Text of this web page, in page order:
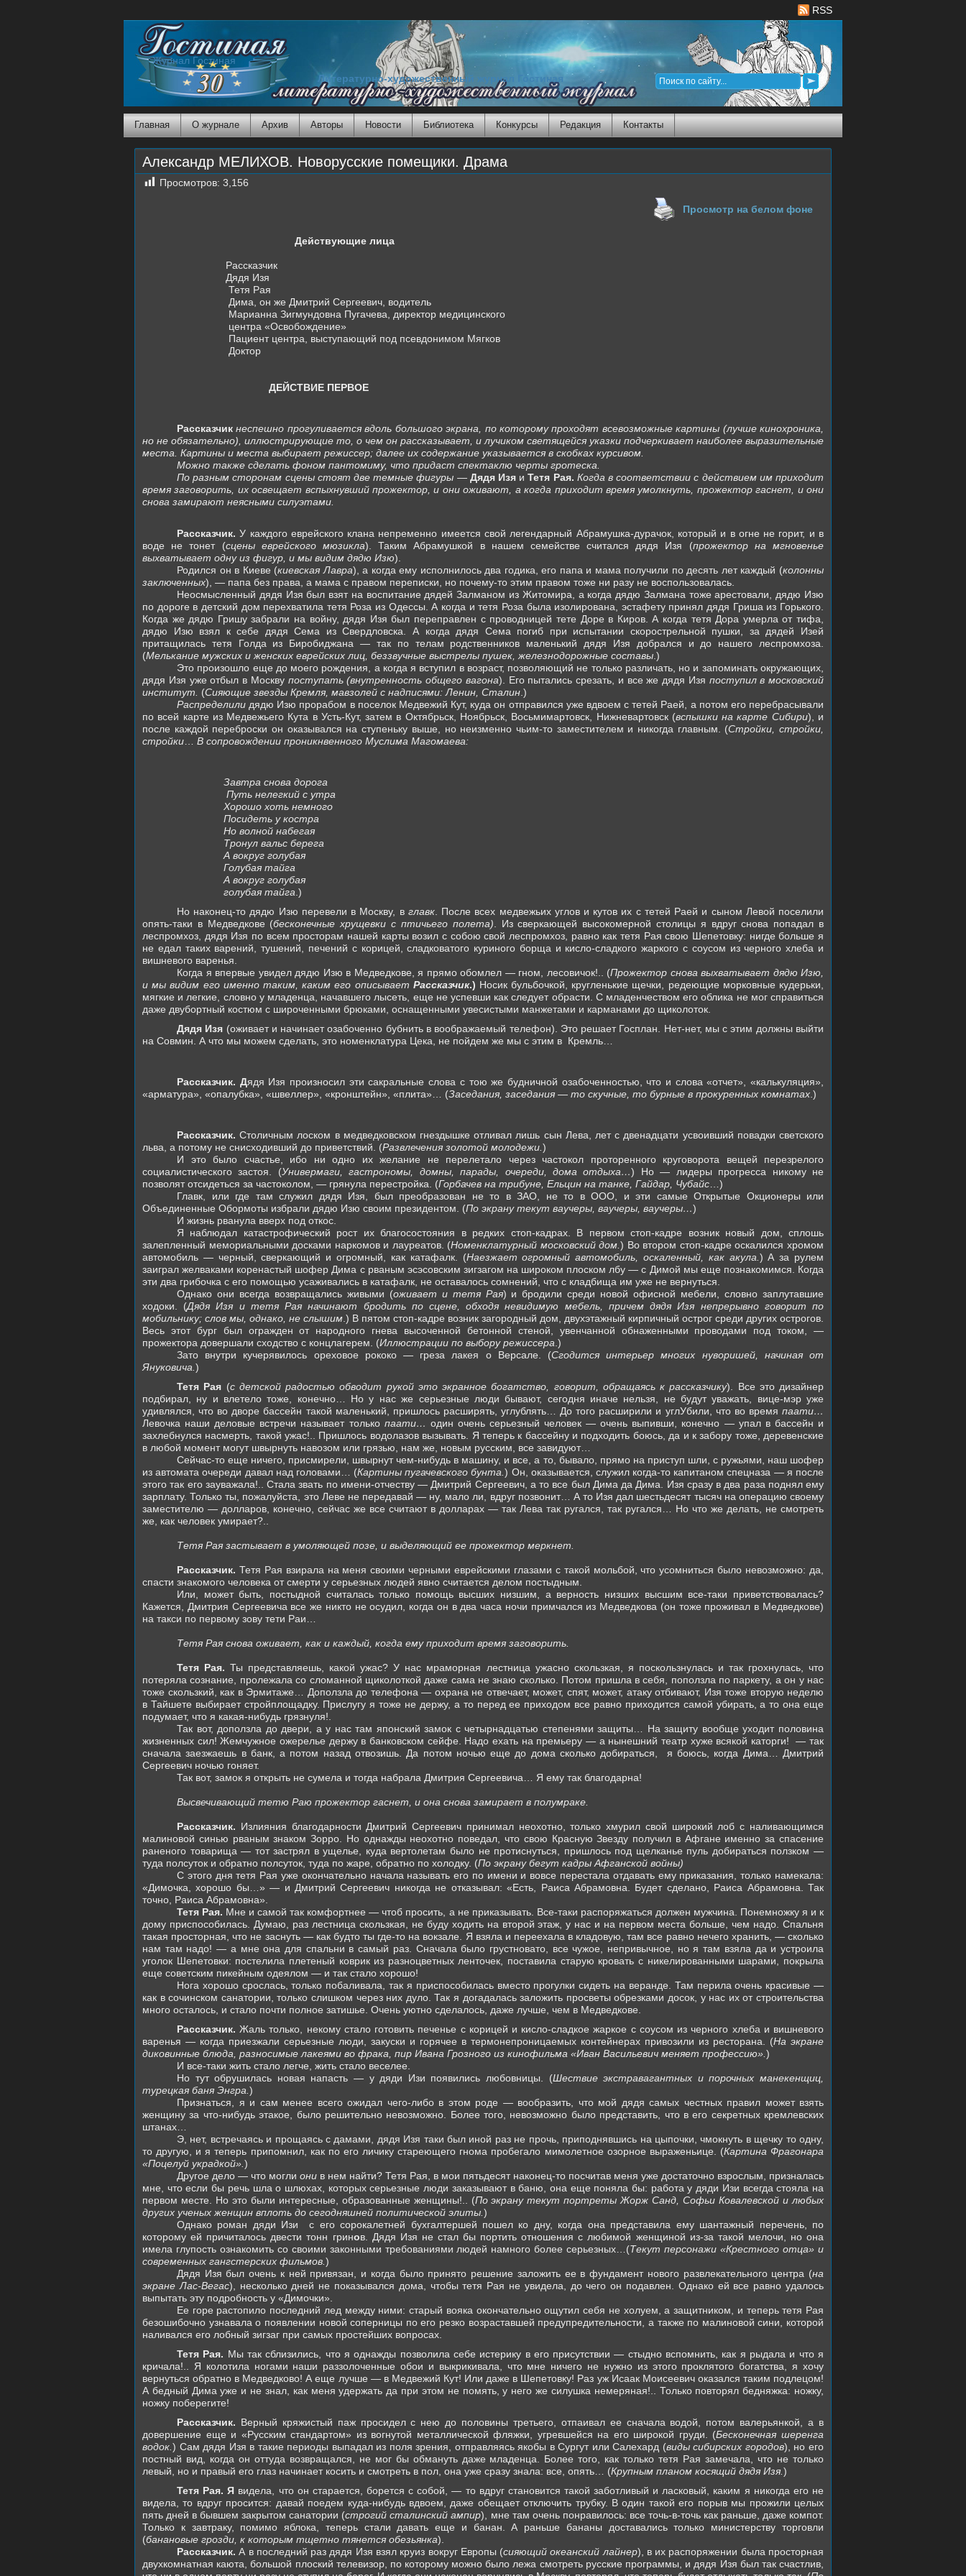
RSS
Журнал Гостиная
Литературно-художественный журнал Гостиная
Главная О журнале Архив Авторы Новости Библиотека Конкурсы Редакция Контакты
Александр МЕЛИХОВ. Новорусские помещики. Драма
Просмотров: 3,156
Просмотр на белом фоне
Действующие лица
Рассказчик
Дядя Изя
Тетя Рая
Дима, он же Дмитрий Сергеевич, водитель
Марианна Зигмундовна Пугачева, директор медицинского
центра «Освобождение»
Пациент центра, выступающий под псевдонимом Мягков
Доктор
ДЕЙСТВИЕ ПЕРВОЕ
Рассказчикнеспешно прогуливается вдоль большого экрана, по которому проходят всевозможные картины (лучше кинохроника,
но не обязательно), иллюстрирующие то, о чем он рассказывает, и лучиком светящейся указки подчеркивает наиболее выразительные
места. Картины и места выбирает режиссер; далее их содержание указывается в скобках курсивом.
Можно также сделать фоном пантомиму, что придаст спектаклю черты гротеска.
По разным сторонам сцены стоят две темные фигуры — Дядя Изя и Тетя Рая. Когда в соответствии с действием им приходит
время заговорить, их освещает вспыхнувший прожектор, и они оживают, а когда приходит время умолкнуть, прожектор гаснет, и они
снова замирают неясными силуэтами.
Рассказчик.У каждого еврейского клана непременно имеется свой легендарный Абрамушка-дурачок, который и в огне не горит, и в
воде не тонет (сцены еврейского мюзикла). Таким Абрамушкой в нашем семействе считался дядя Изя (прожектор на мгновенье
выхватывает одну из фигур, и мы видим дядю Изю).
Родился он в Киеве (киевская Лавра), а когда ему исполнилось два годика, его папа и мама получили по десять лет каждый (колонны
заключенных), ― папа без права, а мама с правом переписки, но почему-то этим правом тоже ни разу не воспользовалась.
Неосмысленный дядя Изя был взят на воспитание дядей Залманом из Житомира, а когда дядю Залмана тоже арестовали, дядю Изю
по дороге в детский дом перехватила тетя Роза из Одессы. А когда и тетя Роза была изолирована, эстафету принял дядя Гриша из Горького.
Когда же дядю Гришу забрали на войну, дядя Изя был переправлен с проводницей тете Доре в Киров. А когда тетя Дора умерла от тифа,
дядю Изю взял к себе дядя Сема из Свердловска. А когда дядя Сема погиб при испытании скорострельной пушки, за дядей Изей
притащилась тетя Голда из Биробиджана ― так по телам родственников маленький дядя Изя добрался и до нашего леспромхоза.
(Мелькание мужских и женских еврейских лиц, беззвучные выстрелы пушек, железнодорожные составы.)
Это произошло еще до моего рождения, а когда я вступил в возраст, позволяющий не только различать, но и запоминать окружающих,
дядя Изя уже отбыл в Москву поступать (внутренность общего вагона). Его пытались срезать, и все же дядя Изя поступил в московский
институт. (Сияющие звезды Кремля, мавзолей с надписями: Ленин, Сталин.)
Распределили дядю Изю прорабом в поселок Медвежий Кут, куда он отправился уже вдвоем с тетей Раей, а потом его перебрасывали
по всей карте из Медвежьего Кута в Усть-Кут, затем в Октябрьск, Ноябрьск, Восьмимартовск, Нижневартовск (вспышки на карте Сибири), и
после каждой переброски он оказывался на ступеньку выше, но неизменно чьим-то заместителем и никогда главным. (Стройки, стройки,
стройки… В сопровождении проникнвенного Муслима Магомаева:
Завтра снова дорога
Путь нелегкий с утра
Хорошо хоть немного
Посидеть у костра
Но волной набегая
Тронул вальс берега
А вокруг голубая
Голубая тайга
А вокруг голубая
голубая тайга.)
Но наконец-то дядю Изю перевели в Москву, в главк. После всех медвежьих углов и кутов их с тетей Раей и сыном Левой поселили
опять-таки в Медведкове (бесконечные хрущевки с птичьего полета). Из сверкающей высокомерной столицы я вдруг снова попадал в
леспромхоз, дядя Изя по всем просторам нашей карты возил с собою свой леспромхоз, равно как тетя Рая свою Шепетовку: нигде больше я
не едал таких варений, тушений, печений с корицей, сладковатого куриного борща и кисло-сладкого жаркого с соусом из черного хлеба и
вишневого варенья.
Когда я впервые увидел дядю Изю в Медведкове, я прямо обомлел — гном, лесовичок!.. (Прожектор снова выхватывает дядю Изю,
и мы видим его именно таким, каким его описывает Рассказчик.) Носик бульбочкой, кругленькие щечки, редеющие морковные кудерьки,
мягкие и легкие, словно у младенца, начавшего лысеть, еще не успевши как следует обрасти. С младенчеством его облика не мог справиться
даже двубортный костюм с широченными брюками, оснащенными увесистыми манжетами и карманами до щиколоток.
Дядя Изя (оживает и начинает озабоченно бубнить в воображаемый телефон). Это решает Госплан. Нет-нет, мы с этим должны выйти
на Совмин. А что мы можем сделать, это номенклатура Цека, не пойдем же мы с этим в Кремль…
Рассказчик. Дядя Изя произносил эти сакральные слова с тою же будничной озабоченностью, что и слова «отчет», «калькуляция»,
«арматура», «опалубка», «швеллер», «кронштейн», «плита»… (Заседания, заседания — то скучные, то бурные в прокуренных комнатах.)
Рассказчик. Столичным лоском в медведковском гнездышке отливал лишь сын Лева, лет с двенадцати усвоивший повадки светского
льва, а потому не снисходивший до приветствий. (Развлечения золотой молодежи.)
И это было счастье, ибо ни одно их желание не перелетало через частокол проторенного круговорота вещей перезрелого
социалистического застоя. (Универмаги, гастрономы, домны, парады, очереди, дома отдыха…) Но — лидеры прогресса никому не
позволят отсидеться за частоколом, — грянула перестройка. (Горбачев на трибуне, Ельцин на танке, Гайдар, Чубайс…)
Главк, или где там служил дядя Изя, был преобразован не то в ЗАО, не то в ООО, и эти самые Открытые Окционеры или
Объединенные Обормоты избрали дядю Изю своим президентом. (По экрану текут ваучеры, ваучеры, ваучеры…)
И жизнь рванула вверх под откос.
Я наблюдал катастрофический рост их благосостояния в редких стоп-кадрах. В первом стоп-кадре возник новый дом, сплошь
залепленный мемориальными досками наркомов и лауреатов. (Номенклатурный московский дом.) Во втором стоп-кадре оскалился хромом
автомобиль — черный, сверкающий и огромный, как катафалк. (Наезжает огромный автомобиль, оскаленный, как акула.) А за рулем
заиграл желваками коренастый шофер Дима с рваным эсэсовским зигзагом на широком плоском лбу — с Димой мы еще познакомимся. Когда
эти два грибочка с его помощью усаживались в катафалк, не оставалось сомнений, что с кладбища им уже не вернуться.
Однако они всегда возвращались живыми (оживает и тетя Рая) и бродили среди новой офисной мебели, словно заплутавшие
ходоки. (Дядя Изя и тетя Рая начинают бродить по сцене, обходя невидимую мебель, причем дядя Изя непрерывно говорит по
мобильнику; слов мы, однако, не слышим.) В пятом стоп-кадре возник загородный дом, двухэтажный кирпичный острог среди других острогов.
Весь этот бург был огражден от народного гнева высоченной бетонной стеной, увенчанной обнаженными проводами под током, —
прожектора довершали сходство с концлагерем. (Иллюстрации по выбору режиссера.)
Зато внутри кучерявилось ореховое рококо — греза лакея о Версале. (Сгодится интерьер многих нуворишей, начиная от
Януковича.)
Тетя Рая (с детской радостью обводит рукой это экранное богатство, говорит, обращаясь к рассказчику). Все это дизайнер
подбирал, ну и влетело тоже, конечно… Но у нас же серьезные люди бывают, сегодня иначе нельзя, не будут уважать, вице-мэр уже
удивлялся, что во дворе бассейн такой маленький, пришлось расширять, углублять… До того расширили и углУбили, что во время паати…
Левочка наши деловые встречи называет только паати… один очень серьезный человек — очень выпивши, конечно — упал в бассейн и
захлебнулся насмерть, такой ужас!.. Пришлось водолазов вызывать. Я теперь к бассейну и подходить боюсь, да и к забору тоже, деревенские
в любой момент могут швырнуть навозом или грязью, нам же, новым русским, все завидуют…
Сейчас-то еще ничего, присмирели, швырнут чем-нибудь в машину, и все, а то, бывало, прямо на приступ шли, с ружьями, наш шофер
из автомата очереди давал над головами… (Картины пугачевского бунта.) Он, оказывается, служил когда-то капитаном спецназа — я после
этого так его зауважала!.. Стала звать по имени-отчеству — Дмитрий Сергеевич, а то все был Дима да Дима. Изя сразу в два раза поднял ему
зарплату. Только ты, пожалуйста, это Леве не передавай — ну, мало ли, вдруг позвонит… А то Изя дал шестьдесят тысяч на операцию своему
заместителю — долларов, конечно, сейчас же все считают в долларах — так Лева так ругался, так ругался… Но что же делать, не смотреть
же, как человек умирает?..
Тетя Рая застывает в умоляющей позе, и выделяющий ее прожектор меркнет.
Рассказчик. Тетя Рая взирала на меня своими черными еврейскими глазами с такой мольбой, что усомниться было невозможно: да,
спасти знакомого человека от смерти у серьезных людей явно считается делом постыдным.
Или, может быть, постыдной считалась только помощь высших низшим, а верность низших высшим все-таки приветствовалась?
Кажется, Дмитрия Сергеевича все же никто не осудил, когда он в два часа ночи примчался из Медведкова (он тоже проживал в Медведкове)
на такси по первому зову тети Раи…
Тетя Рая снова оживает, как и каждый, когда ему приходит время заговорить.
Тетя Рая. Ты представляешь, какой ужас? У нас мраморная лестница ужасно скользкая, я поскользнулась и так грохнулась, что
потеряла сознание, пролежала со сломанной щиколоткой даже сама не знаю сколько. Потом пришла в себя, поползла по паркету, а он у нас
тоже скользкий, как в Эрмитаже… Доползла до телефона — охрана не отвечает, может, спят, может, атаку отбивают, Изя тоже вторую неделю
в Тайшете выбирает стройплощадку. Прислугу я тоже не держу, а то перед ее приходом все равно приходится самой убирать, а то она еще
подумает, что я какая-нибудь грязнуля!.
Так вот, доползла до двери, а у нас там японский замок с четырнадцатью степенями защиты… На защиту вообще уходит половина
жизненных сил! Жемчужное ожерелье держу в банковском сейфе. Надо ехать на премьеру — а нынешний театр хуже всякой каторги!
— так
сначала заезжаешь в банк, а потом назад отвозишь. Да потом ночью еще до дома сколько добираться,
я боюсь, когда Дима… Дмитрий
Сергеевич ночью гоняет.
Так вот, замок я открыть не сумела и тогда набрала Дмитрия Сергеевича… Я ему так благодарна!
Высвечивающий тетю Раю прожектор гаснет, и она снова замирает в полумраке.
Рассказчик. Излияния благодарности Дмитрий Сергеевич принимал неохотно, только хмурил свой широкий лоб с наливающимся
малиновой синью рваным знаком Зорро. Но однажды неохотно поведал, что свою Красную Звезду получил в Афгане именно за спасение
раненого товарища — тот застрял в ущелье, куда вертолетам было не протиснуться, пришлось под щелканье пуль добираться ползком —
туда полсуток и обратно полсуток, туда по жаре, обратно по холодку. (По экрану бегут кадры Афганской войны)
С этого дня тетя Рая уже окончательно начала называть его по имени и вовсе перестала отдавать ему приказания, только намекала:
«Димочка, хорошо бы…» — и Дмитрий Сергеевич никогда не отказывал: «Есть, Раиса Абрамовна. Будет сделано, Раиса Абрамовна. Так
точно, Раиса Абрамовна».
Тетя Рая. Мне и самой так комфортнее — чтоб просить, а не приказывать. Все-таки распоряжаться должен мужчина. Понемножку я и к
дому приспособилась. Думаю, раз лестница скользкая, не буду ходить на второй этаж, у нас и на первом места больше, чем надо. Спальня
такая просторная, что не заснуть — как будто ты где-то на вокзале. Я взяла и переехала в кладовую, там все равно нечего хранить, — сколько
нам там надо! — а мне она для спальни в самый раз. Сначала было грустновато, все чужое, непривычное, но я там взяла да и устроила
уголок Шепетовки: постелила плетеный коврик из разноцветных ленточек, поставила старую кровать с никелированными шарами, покрыла
еще советским пикейным одеялом — и так стало хорошо!
Нога хорошо срослась, только побаливала, так я приспособилась вместо прогулки сидеть на веранде. Там перила очень красивые —
как в сочинском санатории, только слишком через них дуло. Так я догадалась заложить просветы обрезками досок, у нас их от строительства
много осталось, и стало почти полное затишье. Очень уютно сделалось, даже лучше, чем в Медведкове.
Рассказчик.Жаль только, некому стало готовить печенье с корицей и кисло-сладкое жаркое с соусом из черного хлеба и вишневого
варенья — когда приезжали серьезные люди, закуски и горячее в термонепроницаемых контейнерах привозили из ресторана. (На экране
диковинные блюда, разносимые лакеями во фрака, пир Ивана Грозного из кинофильма «Иван Васильевич меняет профессию».)
И все-таки жить стало легче, жить стало веселее.
Но тут обрушилась новая напасть — у дяди Изи появились любовницы. (Шествие экстравагантных и порочных манекенщиц,
турецкая баня Энгра.)
Признаться, я и сам менее всего ожидал чего-либо в этом роде — вообразить, что мой дядя самых честных правил может взять
женщину за что-нибудь этакое, было решительно невозможно. Более того, невозможно было представить, что в его секретных кремлевских
штанах…
Э, нет, встречаясь и прощаясь с дамами, дядя Изя таки был иной раз не прочь, приподнявшись на цыпочки, чмокнуть в щечку то одну,
то другую, и я теперь припомнил, как по его личику стареющего гнома пробегало мимолетное озорное выраженьице. (Картина Фрагонара
«Поцелуй украдкой».)
Другое дело — что могли они в нем найти? Тетя Рая, в мои пятьдесят наконец-то посчитав меня уже достаточно взрослым, призналась
мне, что если бы речь шла о шлюхах, которых серьезные люди заказывают в баню, она еще поняла бы: работа у дяди Изи всегда стояла на
первом месте. Но это были интересные, образованные женщины!.. (По экрану текут портреты Жорж Санд, Софьи Ковалевской и любых
других ученых женщин вплоть до сегодняшней политической элиты.)
Однако роман дяди Изи
с его сорокалетней бухгалтершей пошел ко дну, когда она представила ему шантажный перечень, по
которому ей причиталось двести тонн гринов. Дядя Изя не стал бы портить отношения с любимой женщиной из-за такой мелочи, но она
имела глупость ознакомить со своими законными требованиями людей намного более серьезных…(Текут персонажи «Крестного отца» и
современных гангстерских фильмов.)
Дядя Изя был очень к ней привязан, и когда было принято решение заложить ее в фундамент нового развлекательного центра (на
экране Лас-Вегас), несколько дней не показывался дома, чтобы тетя Рая не увидела, до чего он подавлен. Однако ей все равно удалось
выпытать эту подробность у «Димочки».
Ее горе растопило последний лед между ними: старый вояка окончательно ощутил себя не холуем, а защитником, и теперь тетя Рая
безошибочно узнавала о появлении новой соперницы по его резко возраставшей предупредительности, а также по малиновой сини, которой
наливался его лобный зигзаг при самых простейших вопросах.
Тетя Рая. Мы так сблизились, что я однажды позволила себе истерику в его присутствии — стыдно вспомнить, как я рыдала и что я
кричала!.. Я колотила ногами наши раззолоченные обои и выкрикивала, что мне ничего не нужно из этого проклятого богатства, я хочу
вернуться обратно в Медведково! А еще лучше — в Медвежий Кут! Или даже в Шепетовку! Раз уж Исаак Моисеевич оказался таким подлецом!
А бедный Дима уже и не знал, как меня удержать да при этом не помять, у него же силушка немеряная!.. Только повторял бедняжка: ножку,
ножку поберегите!
Рассказчик. Верный кряжистый паж просидел с нею до половины третьего, отпаивал ее сначала водой, потом валерьянкой, а в
довершение еще и «Русским стандартом» из вогнутой металлической фляжки, угревшейся на его широкой груди. (Бесконечная шеренга
водок.) Сам дядя Изя в такие периоды выпадал из поля зрения, отправляясь якобы в Сургут или Салехард (виды сибирских городов), но его
постный вид, когда он оттуда возвращался, не мог бы обмануть даже младенца. Более того, как только тетя Рая замечала, что не только
левый, но и правый его глаз начинает косить и смотреть в пол, она уже сразу знала: все, опять… (Крупным планом косящий дядя Изя.)
Тетя Рая. Я видела, что он старается, борется с собой, — то вдруг становится такой заботливый и ласковый, каким я никогда его не
видела, то вдруг просится: давай поедем куда-нибудь вдвоем, даже обещает отключить трубку. В один такой его порыв мы прожили целых
пять дней в бывшем закрытом санатории (строгий сталинский ампир), мне там очень понравилось: все точь-в-точь как раньше, даже компот.
Только к завтраку, помимо яблока, теперь стали давать еще и банан. А раньше бананы доставались только министерству торговли
(банановые грозди, к которым тщетно тянется обезьянка).
Рассказчик.А в последний раз дядя Изя взял круиз вокруг Европы (сияющий океанский лайнер), в их распоряжении была просторная
двухкомнатная каюта, большой плоский телевизор, по которому можно было лежа смотреть русские программы, и дядя Изя был так счастлив,